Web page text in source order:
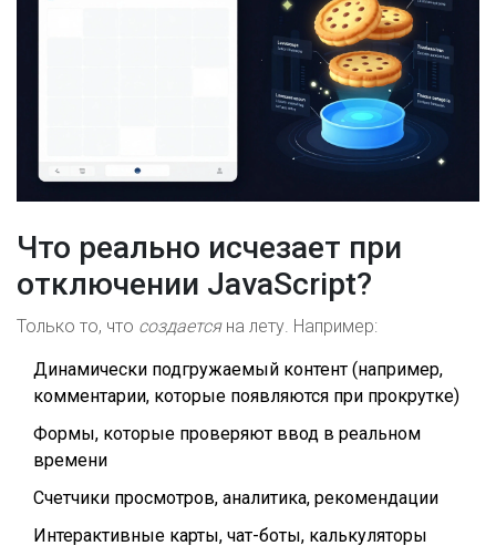
Что реально исчезает при
отключении JavaScript?
Только то, что создаетсяна лету. Например:
Динамически подгружаемый контент (например,
комментарии, которые появляются при прокрутке)
Формы, которые проверяют ввод в реальном
времени
Счетчики просмотров, аналитика, рекомендации
Интерактивные карты, чат-боты, калькуляторы